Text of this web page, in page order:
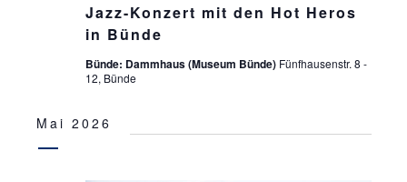
Jazz-Konzert mit den Hot Heros
in Bünde
Bünde: Dammhaus (Museum Bünde) Fünfhausenstr. 8 -
12, Bünde
Mai 2026